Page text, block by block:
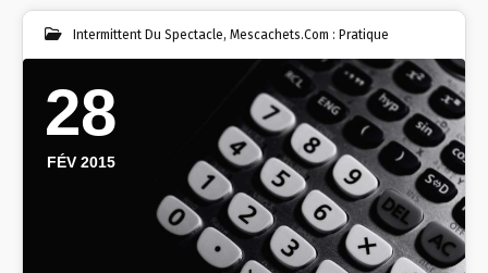
Intermittent Du Spectacle, Mescachets.com : Pratique
28
FÉV 2015